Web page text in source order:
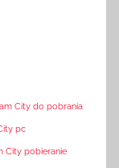
City do pobrania
pc
City pobieranie